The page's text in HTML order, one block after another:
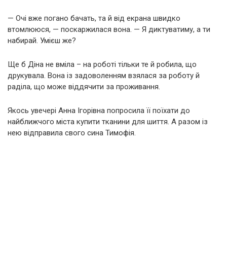
— Очі вже погано бачать, та й від екрана швидко
втомлююся, — поскаржилася вона. — Я диктуватиму, а ти
набирай. Умієш же?
Ще б Діна не вміла – на роботі тільки те й робила, що
друкувала. Вона із задоволенням взялася за роботу й
раділа, що може віддячити за проживання.
Якось увечері Анна Ігорівна попросила її поїхати до
найближчого міста купити тканини для шиття. А разом із
нею відправила свого сина Тимофія.